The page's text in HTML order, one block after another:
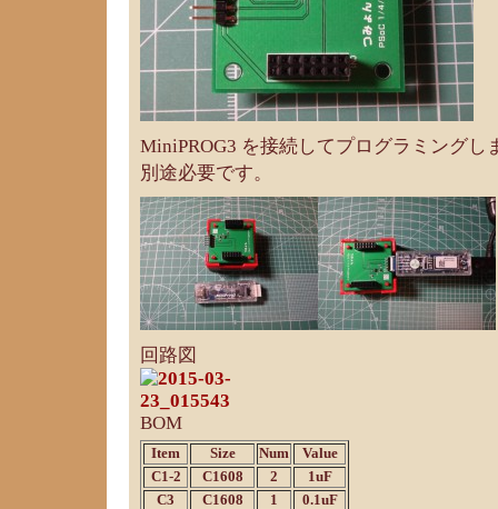
MiniPROG3 を接続してプログラミングし
別途必要です。
回路図
BOM
Item Size Num
Value
C1-2
C1608 2
1uF
C3
C1608 1
0.1uF